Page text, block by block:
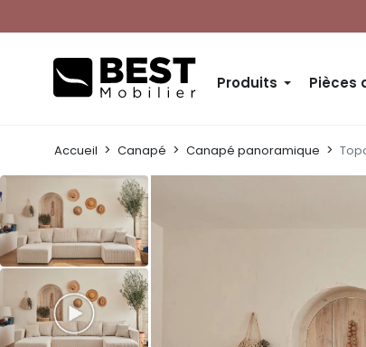
Produits Pièces
Accueil Canapé Canapé panoramique